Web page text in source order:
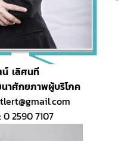
น์  เลิศนที
าศักยภาพผู้บริโภค
2590 7107